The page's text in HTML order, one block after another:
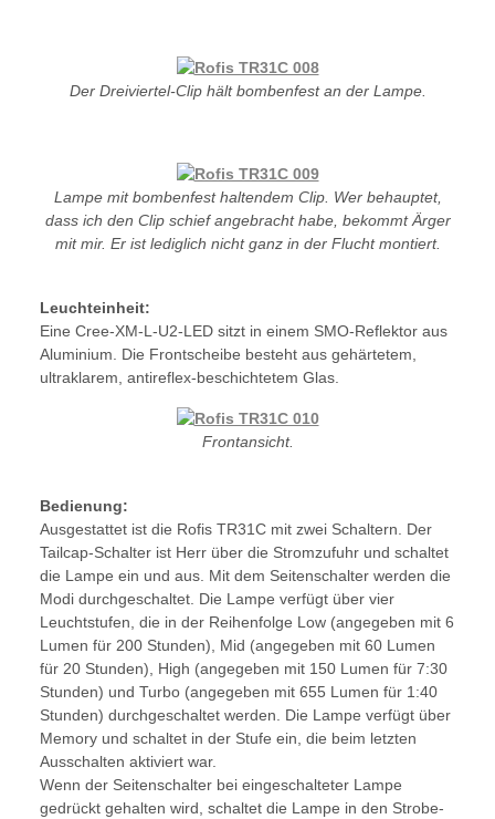
Der Dreiviertel-Clip hält bombenfest an der Lampe.
Lampe mit bombenfest haltendem Clip. Wer behauptet,
dass ich den Clip schief angebracht habe, bekommt Ärger
mit mir. Er ist lediglich nicht ganz in der Flucht montiert.
Leuchteinheit:
Eine Cree-XM-L-U2-LED sitzt in einem SMO-Reflektor aus
Aluminium. Die Frontscheibe besteht aus gehärtetem,
ultraklarem, antireflex-beschichtetem Glas.
Frontansicht.
Bedienung:
Ausgestattet ist die Rofis TR31C mit zwei Schaltern. Der
Tailcap-Schalter ist Herr über die Stromzufuhr und schaltet
die Lampe ein und aus. Mit dem Seitenschalter werden die
Modi durchgeschaltet. Die Lampe verfügt über vier
Leuchtstufen, die in der Reihenfolge Low (angegeben mit 6
Lumen für 200 Stunden), Mid (angegeben mit 60 Lumen
für 20 Stunden), High (angegeben mit 150 Lumen für 7:30
Stunden) und Turbo (angegeben mit 655 Lumen für 1:40
Stunden) durchgeschaltet werden. Die Lampe verfügt über
Memory und schaltet in der Stufe ein, die beim letzten
Ausschalten aktiviert war.
Wenn der Seitenschalter bei eingeschalteter Lampe
gedrückt gehalten wird, schaltet die Lampe in den Strobe-